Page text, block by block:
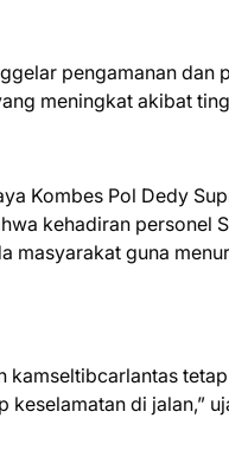
pengamanan
meningkat akibat
Kombes Pol Dedy
kehadiran personel
masyarakat guna
kamseltibcarlantas
keselamatan di jalan,”